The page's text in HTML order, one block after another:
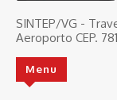
SINTEP/VG -
Aeroporto CEP.
Menu